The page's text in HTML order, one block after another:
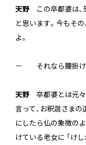
天野 この卒都婆は
と思います。今もそ
よ。
－ それなら腰掛け
天野 卒都婆とは元々
言って、お釈迦さま
にしたら仏の象徴の
けている老女に 「け